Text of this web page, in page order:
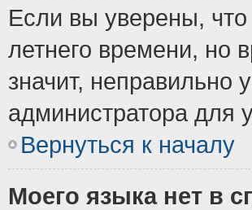
Если вы уверены, что
летнего времени, но
значит, неправильно
администратора для
Вернуться к началу
Моего языка нет в